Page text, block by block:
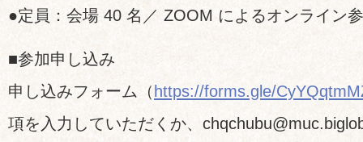
●定員：会場 40 名／ ZOOM によるオンライン
■参加申し込み
申し込みフォーム（ https://forms.gle/
項を入力していただくか、